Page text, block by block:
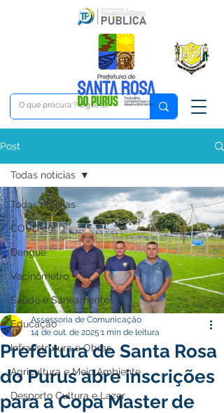
Post
Todas notícias
COVD-19
Dengue
Vacinômetro
Saúde e Saneamento
Educação
Infraestrutura e Obras
Agricultura e Meio Ambiente
Desporto Cultura e Lazer
Todas notícias
Prefeitura de Santa Rosa
do Purus abre inscrições
para a Copa Master de
Assessoria de Comunicação
14 de out. de 2025 1 min de leitura